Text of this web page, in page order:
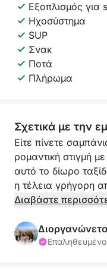
Εξοπλισμός για
Ηχοσύστημα
SUP
Σνακ
Ποτά
Πλήρωμα
Σχετικά με την
Είτε πίνετε
ρομαντική στιγμή
αυτό το δίωρο
η τέλεια γρήγορη
καθημερινότητα.
Αναχωρώντας από
Estepona, θα
Διαβάστε